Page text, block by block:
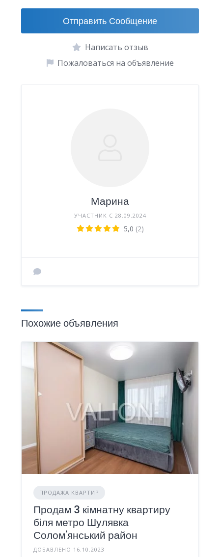
Отправить Сообщение
Написать отзыв
Пожаловаться на объявление
Марина
УЧАСТНИК С 28.09.2024
5,0 (2)
Похожие объявления
ПРОДАЖА КВАРТИР
Продам 3 кімнатну квартиру
біля метро Шулявка
Солом'янський район
ДОБАВЛЕНО 16.10.2023